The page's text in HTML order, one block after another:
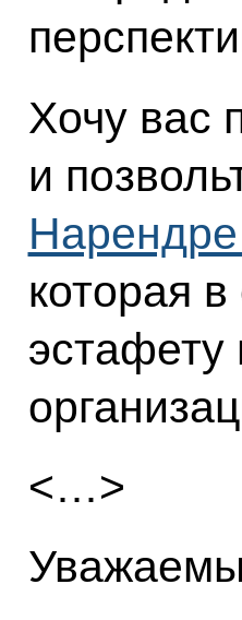
Хочу вас
и
которая
эстафету
<…>